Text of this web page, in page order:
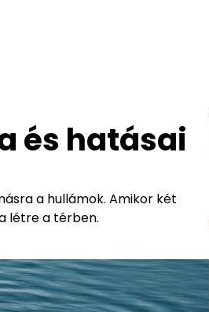
és hatásai
a hullámok. Amikor két
létre a térben.